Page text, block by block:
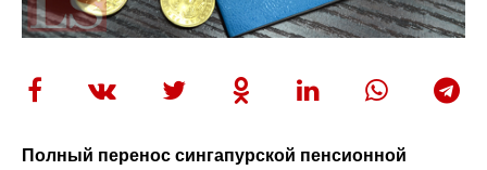
Полный перенос сингапурской пенсионной